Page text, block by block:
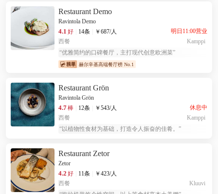
Restaurant Demo
Ravintola Demo
4.1 好 14条 ￥ 687/人
明日11:00营业
西餐
Kamppi
“优雅简约的口碑餐厅，主打现代创意欧洲菜”
赫尔辛基高端餐厅榜 No.1
Restaurant Grön
Ravintola Grön
4.7棒 12条 ￥ 543/人
休息中
西餐
Kamppi
“以植物性食材为基础，打造令人振奋的佳肴。 ”
Restaurant Zetor
Zetor
4.2 好 11条 ￥ 423/人
西餐
Kluuvi